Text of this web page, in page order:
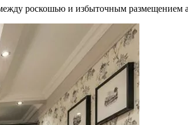
роскошью и избыточным размещением